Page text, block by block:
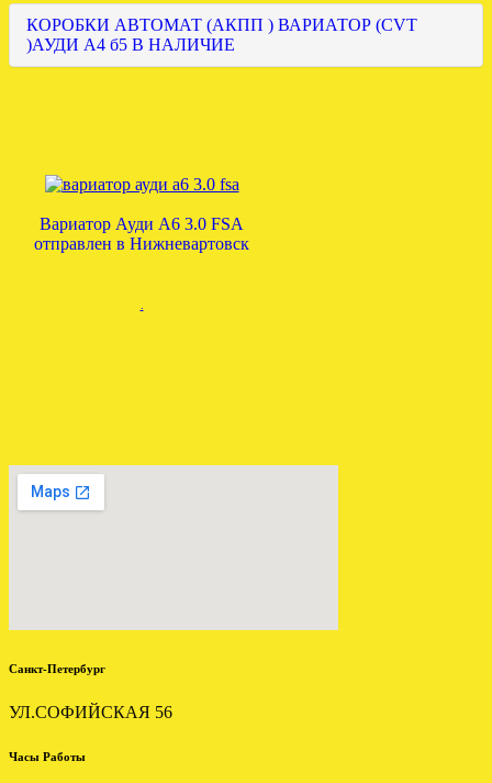
КОРОБКИ АВТОМАТ (АКПП ) ВАРИАТОР (CVT
)АУДИ А4 б5 В НАЛИЧИЕ
Вариатор Ауди А6 3.0 FSA
отправлен в Нижневартовск
ЗАГРУЖЕНА МКПП
Санкт-Петербург
УЛ.СОФИЙСКАЯ 56
Часы Работы